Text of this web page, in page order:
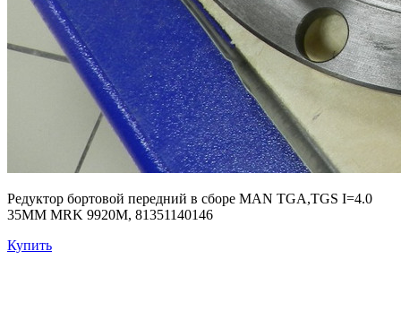
Редуктор бортовой передний в сборе MAN TGA,TGS I=4.0
35ММ MRK 9920M, 81351140146
Купить